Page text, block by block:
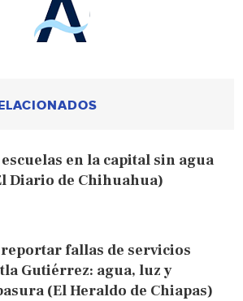
en la capital sin agua
Diario de Chihuahua)
reportar fallas de servicios
Gutiérrez: agua, luz y
(El Heraldo de Chiapas)